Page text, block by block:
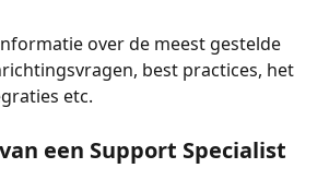
over de meest gestelde
best practices, het
etc.
een Support Specialist